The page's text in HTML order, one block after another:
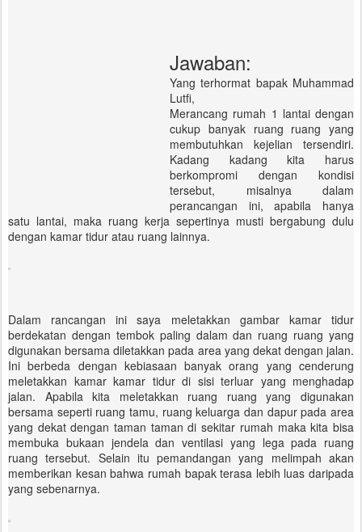
Jawaban:
Yang terhormat bapak Muhammad
Lutfi,
Merancang rumah 1 lantai dengan
cukup banyak ruang ruang yang
membutuhkan kejelian tersendiri.
Kadang kadang kita harus
berkompromi dengan kondisi
tersebut, misalnya dalam
perancangan ini, apabila hanya
satu lantai, maka ruang kerja sepertinya musti bergabung dulu
dengan kamar tidur atau ruang lainnya.
Dalam rancangan ini saya meletakkan gambar kamar tidur
berdekatan dengan tembok paling dalam dan ruang ruang yang
digunakan bersama diletakkan pada area yang dekat dengan jalan.
Ini berbeda dengan kebiasaan banyak orang yang cenderung
meletakkan kamar kamar tidur di sisi terluar yang menghadap
jalan. Apabila kita meletakkan ruang ruang yang digunakan
bersama seperti ruang tamu, ruang keluarga dan dapur pada area
yang dekat dengan taman taman di sekitar rumah maka kita bisa
membuka bukaan jendela dan ventilasi yang lega pada ruang
ruang tersebut. Selain itu pemandangan yang melimpah akan
memberikan kesan bahwa rumah bapak terasa lebih luas daripada
yang sebenarnya.